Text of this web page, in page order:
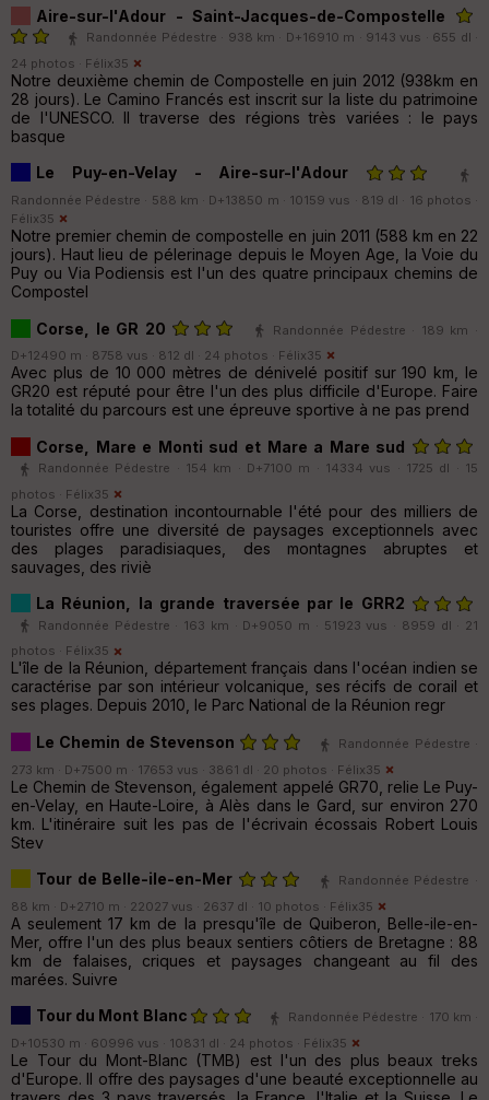
Aire-sur-l'Adour - Saint-Jacques-de-Compostelle
Randonnée Pédestre · 938 km · D+16910 m · 9143 vus · 655 dl ·
24 photos · Félix35
Notre deuxième chemin de Compostelle en juin 2012 (938km en
28 jours). Le Camino Francés est inscrit sur la liste du patrimoine
de l'UNESCO. Il traverse des régions très variées : le pays
basque
Le Puy-en-Velay - Aire-sur-l'Adour
Randonnée Pédestre · 588 km · D+13850 m · 10159 vus · 819 dl · 16 photos ·
Félix35
Notre premier chemin de compostelle en juin 2011 (588 km en 22
jours). Haut lieu de pélerinage depuis le Moyen Age, la Voie du
Puy ou Via Podiensis est l'un des quatre principaux chemins de
Compostel
Corse, le GR 20
Randonnée Pédestre · 189 km ·
D+12490 m · 8758 vus · 812 dl · 24 photos · Félix35
Avec plus de 10 000 mètres de dénivelé positif sur 190 km, le
GR20 est réputé pour être l'un des plus difficile d'Europe. Faire
la totalité du parcours est une épreuve sportive à ne pas prend
Corse, Mare e Monti sud et Mare a Mare sud
Randonnée Pédestre · 154 km · D+7100 m · 14334 vus · 1725 dl · 15
photos · Félix35
La Corse, destination incontournable l'été pour des milliers de
touristes offre une diversité de paysages exceptionnels avec
des plages paradisiaques, des montagnes abruptes et
sauvages, des riviè
La Réunion, la grande traversée par le GRR2
Randonnée Pédestre · 163 km · D+9050 m · 51923 vus · 8959 dl · 21
photos · Félix35
L'île de la Réunion, département français dans l'océan indien se
caractérise par son intérieur volcanique, ses récifs de corail et
ses plages. Depuis 2010, le Parc National de la Réunion regr
Le Chemin de Stevenson
Randonnée Pédestre ·
273 km · D+7500 m · 17653 vus · 3861 dl · 20 photos · Félix35
Le Chemin de Stevenson, également appelé GR70, relie Le Puy-
en-Velay, en Haute-Loire, à Alès dans le Gard, sur environ 270
km. L'itinéraire suit les pas de l'écrivain écossais Robert Louis
Stev
Tour de Belle-ile-en-Mer
Randonnée Pédestre ·
88 km · D+2710 m · 22027 vus · 2637 dl · 10 photos · Félix35
A seulement 17 km de la presqu'île de Quiberon, Belle-ile-en-
Mer, offre l'un des plus beaux sentiers côtiers de Bretagne : 88
km de falaises, criques et paysages changeant au fil des
marées. Suivre
Tour du Mont Blanc
Randonnée Pédestre · 170 km ·
D+10530 m · 60996 vus · 10831 dl · 24 photos · Félix35
Le Tour du Mont-Blanc (TMB) est l'un des plus beaux treks
d'Europe. Il offre des paysages d'une beauté exceptionnelle au